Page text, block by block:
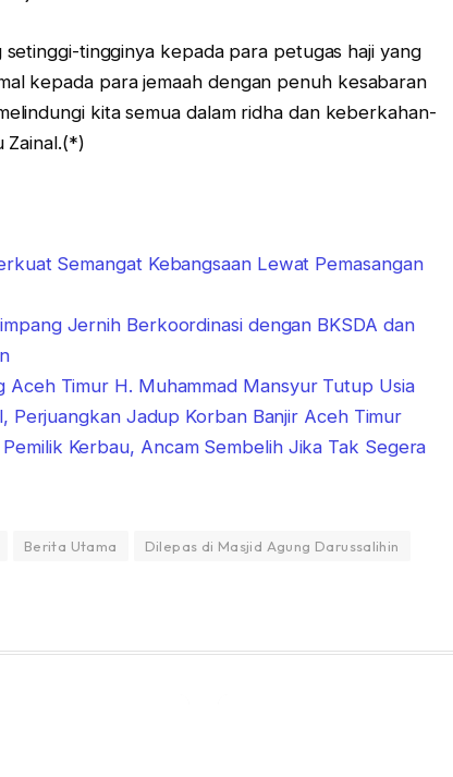
tingginya kepada para petugas haji yang
kepada para jemaah dengan penuh kesabaran
kita semua dalam ridha dan keberkahan-
Zainal.(*)
Semangat Kebangsaan Lewat Pemasangan
Jernih Berkoordinasi dengan BKSDA dan
Aceh Timur H. Muhammad Mansyur Tutup Usia
Perjuangkan Jadup Korban Banjir Aceh Timur
Kerbau, Ancam Sembelih Jika Tak Segera
Berita Utama
Dilepas di Masjid Agung Darussalihin